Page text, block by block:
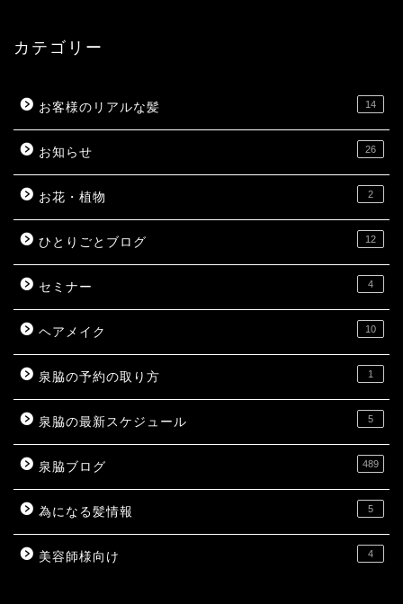
カテゴリー
お客様のリアルな髪 14
お知らせ 26
お花・植物 2
ひとりごとブログ 12
セミナー 4
ヘアメイク 10
泉脇の予約の取り方 1
泉脇の最新スケジュール 5
泉脇ブログ 489
為になる髪情報 5
美容師様向け 4